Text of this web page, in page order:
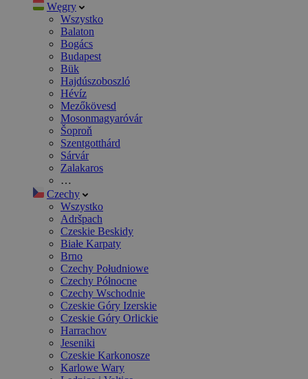
Węgry
Wszystko
Balaton
Bogács
Budapest
Bük
Hajdúszoboszló
Hévíz
Mezőkövesd
Mosonmagyaróvár
Šoproň
Szentgotthárd
Sárvár
Zalakaros
…
Czechy
Wszystko
Adršpach
Czeskie Beskidy
Białe Karpaty
Brno
Czechy Południowe
Czechy Północne
Czechy Wschodnie
Czeskie Góry Izerskie
Czeskie Góry Orlickie
Harrachov
Jeseniki
Czeskie Karkonosze
Karlowe Wary